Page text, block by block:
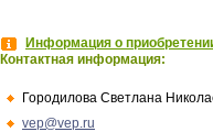
Информация о
Контактная информация:
Городилова Светлана
vep@vep.ru